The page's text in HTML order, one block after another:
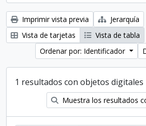
Imprimir vista previa
Jerarquía
Vista de tarjetas
Vista de tabla
Ordenar por: Identificador
1 resultados con objetos digitales
Muestra los resultados